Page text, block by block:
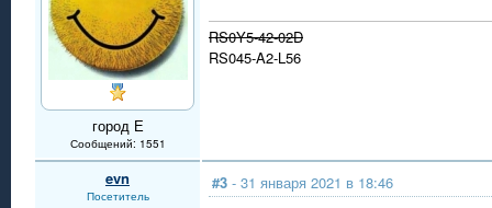
город Е
Сообщений: 1551
RS0Y5-42-02D
RS045-A2-L56
evn
Посетитель
#3 - 31 января 2021 в 18:46